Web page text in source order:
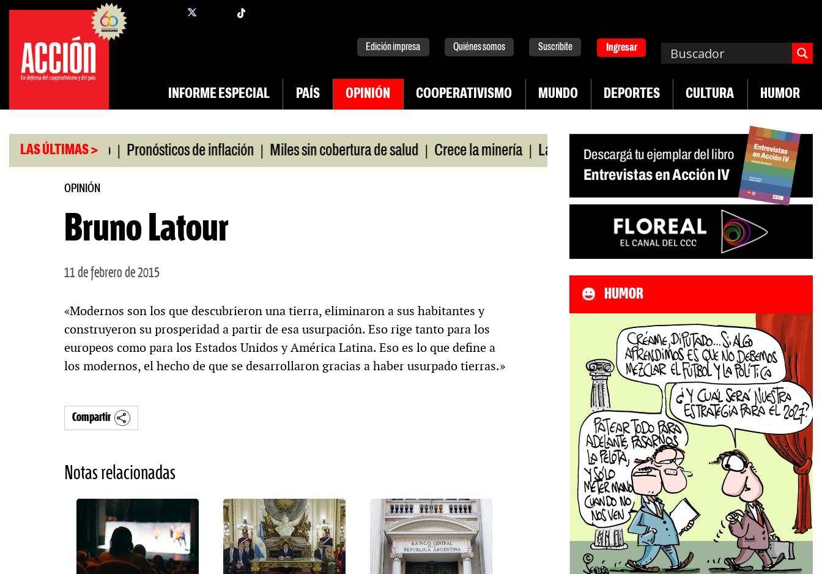
Saltar
contenido
facebook
Edición impresa Quiénes somos Suscribite Ingresar
INFORME ESPECIAL PAÍS OPINIÓN COOPERATIVISMO MUNDO DEPORTES CULTURA HUMOR
LAS ÚLTIMAS >
universitario | Pronósticos de inflación | Miles sin cobertura de salud | Crece la minería | La Pampa. Emergencia en salud mental | Los 43
OPINIÓN
Bruno Latour
11 de febrero de 2015
«Modernos son los que descubrieron una tierra, eliminaron a sus habitantes y
construyeron su prosperidad a partir de esa usurpación. Eso rige tanto para los
europeos como para los Estados Unidos y América Latina. Eso es lo que define a
los modernos, el hecho de que se desarrollaron gracias a haber usurpado tierras.»
Compartir
Notas relacionadas
HUMOR